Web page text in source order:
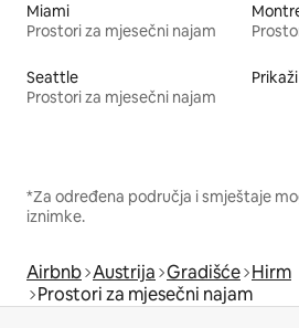
Miami
Prostori za mjesečni najam
Seattle
Prostori za mjesečni najam
*Za određena područja i smještaje
iznimke.
Airbnb Austrija Gradišće Hirm
Prostori za mjesečni najam